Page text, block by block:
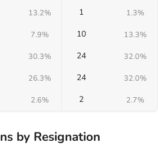
13.2% 1 1.3%
7.9% 10 13.3%
30.3% 24 32.0%
26.3% 24 32.0%
2.6% 2 2.7%
by Resignation